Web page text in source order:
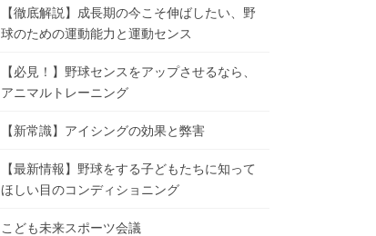
【徹底解説】成長期の今こそ伸ばしたい、野
球のための運動能力と運動センス
【必見！】野球センスをアップさせるなら、
アニマルトレーニング
【新常識】アイシングの効果と弊害
【最新情報】野球をする子どもたちに知って
ほしい目のコンディショニング
こども未来スポーツ会議